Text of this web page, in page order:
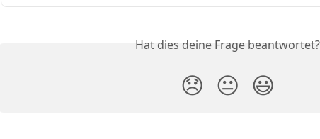
Hat dies deine Frage beantwortet?
😞 😐 😃